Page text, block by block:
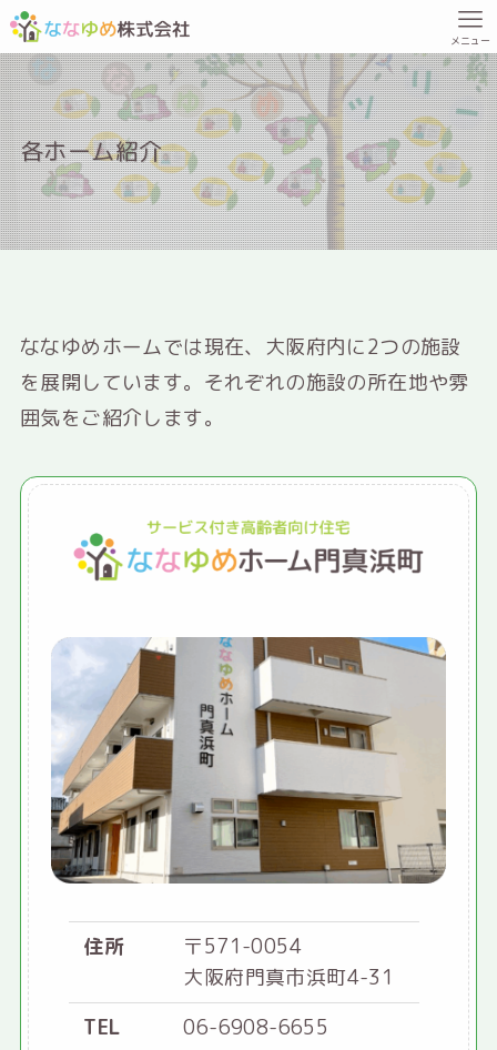
メニュー
各ホーム紹介
ななゆめホームでは現在、大阪府内に2つの施設
を展開しています。それぞれの施設の所在地や雰
囲気をご紹介します。
住所
〒571-0054
大阪府門真市浜町4-31
TEL
06-6908-6655